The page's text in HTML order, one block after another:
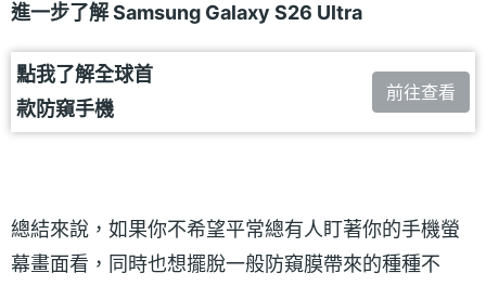
進一步了解 Samsung Galaxy S26 Ultra
點我了解全球首
款防窺手機
前往查看
總結來說，如果你不希望平常總有人盯著你的手機螢
幕畫面看，同時也想擺脫一般防窺膜帶來的種種不